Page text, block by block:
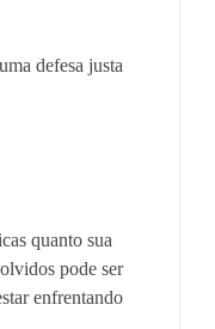
defesa justa
quanto sua
pode ser
enfrentando